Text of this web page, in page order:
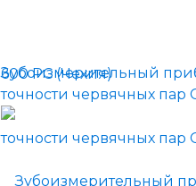
Зубоизмерительный
точности червячных пар